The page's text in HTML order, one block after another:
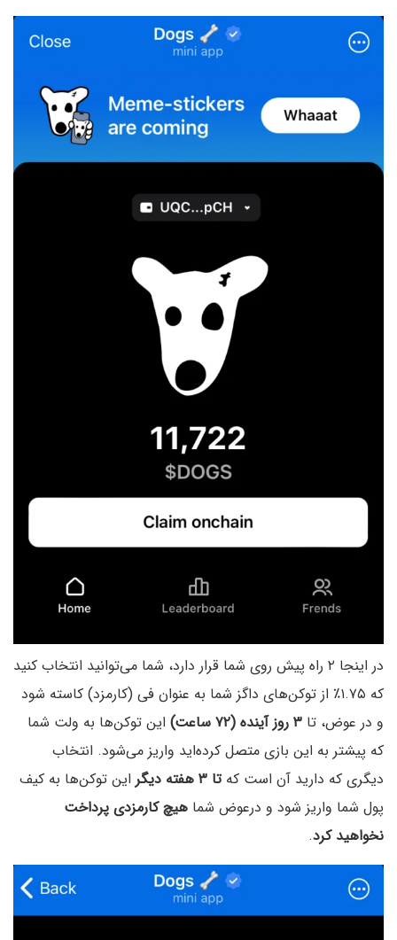
در اینجا ۲ راه پیش‌ روی شما قرار دارد، شما می‌توانید انتخاب کنید
که ۱.۷۵٪ از توکن‌های داگز شما به عنوان فی (کارمزد) کاسته شود
و در عوض، تا ۳ روز آینده (۷۲ ساعت)
این توکن‌ها به ولت شما
که پیشتر به این بازی متصل کرده‌اید واریز می‌شود. انتخاب
دیگری که دارید آن است کهتا ۳ هفته دیگر
این توکن‌ها به کیف
پول شما واریز شود و درعوض شما هیچ کارمزدی پرداخت
نخواهید کرد.